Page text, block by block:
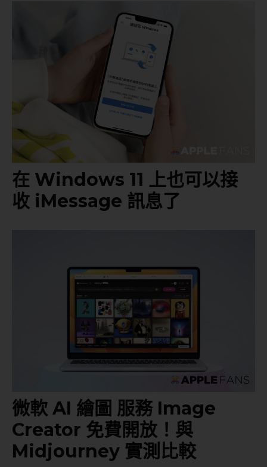
在 Windows 11 上也可以接
收 iMessage 訊息了
微軟 AI 繪圖 服務 Image
Creator 免費開放！與
Midjourney 實測比較